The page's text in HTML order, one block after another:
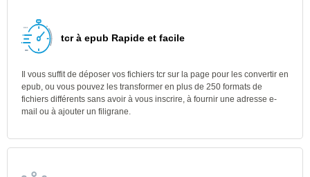
tcr à epub Rapide et facile
Il vous suffit de déposer vos fichiers tcr sur la page pour les convertir en
epub, ou vous pouvez les transformer en plus de 250 formats de
fichiers différents sans avoir à vous inscrire, à fournir une adresse e-
mail ou à ajouter un filigrane.